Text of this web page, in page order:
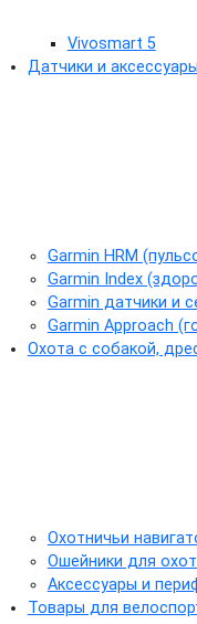
Vivosmart 5
Датчики и аксессуары
Garmin HRM
Garmin Index
Garmin датчики и
Garmin Approach
Охота с собакой,
Охотничьи
Ошейники для
Аксессуары и
Товары для